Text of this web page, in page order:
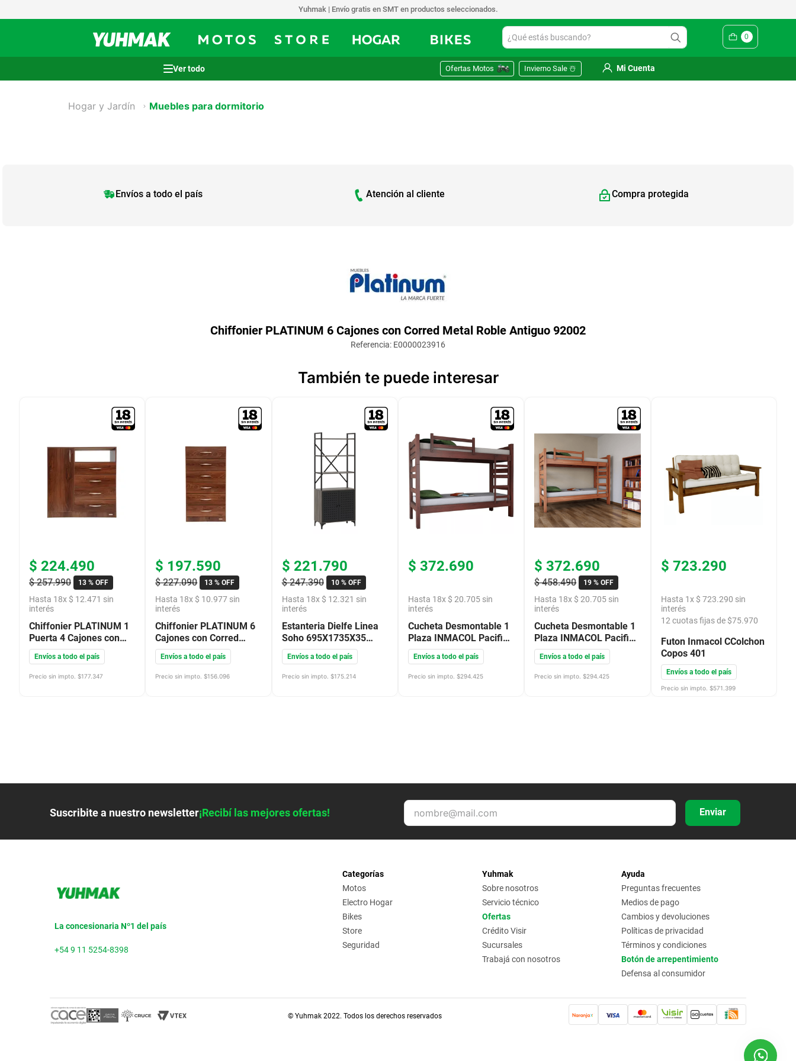
Yuhmak | Envío gratis en SMT en productos seleccionados.
¿Qué estás buscando? 0
Ofertas Motos Invierno Sale ☃️ Mi Cuenta
Hogar y Jardín Muebles para dormitorio
Envíos a todo el país Atención al cliente Compra protegida
Chiffonier PLATINUM 6 Cajones con Corred Metal Roble Antiguo 92002
Referencia: E0000023916
También te puede interesar
$ 224.490
$ 257.990 13 % OFF
Hasta 18x $ 12.471 sin
interés
Chiffonier PLATINUM 1
Puerta 4 Cajones con
Corred Metal 3 Estantes
Roble Antiguo 92102
Envíos a todo el país
Precio sin impto. $177.347
$ 197.590
$ 227.090 13 % OFF
Hasta 18x $ 10.977 sin
interés
Chiffonier PLATINUM 6
Cajones con Corred
Metal Roble Antiguo
92002
Envíos a todo el país
Precio sin impto. $156.096
$ 221.790
$ 247.390 10 %OFF
Hasta 18x $ 12.321 sin
interés
Estanteria Dielfe Linea
Soho 695X1735X35
Canyon Negro Ess070
Envíos a todo el país
Precio sin impto. $175.214
$ 372.690
Hasta 18x $ 20.705 sin
interés
Cucheta Desmontable 1
Plaza INMACOL Pacifico
Caoba 201
Envíos a todo el país
Precio sin impto. $294.425
$ 372.690
$ 458.490 19 % OFF
Hasta 18x $ 20.705 sin
interés
Cucheta Desmontable 1
Plaza INMACOL Pacifico
Castaño 201
Envíos a todo el país
Precio sin impto. $294.425
$ 723.290
Hasta 1x $ 723.290 sin
interés
12 cuotas fijas de $75.970
Futon Inmacol CColchon
Copos 401
Envíos a todo el país
Precio sin impto. $571.399
Suscribite a nuestro newsletter¡Recibí las mejores ofertas! Enviar
La concesionaria Nº1 del país
+54 9 11 5254-8398
Categorías
Motos
Electro Hogar
Bikes
Store
Seguridad
Yuhmak
Sobre nosotros
Servicio técnico
Ofertas
Crédito Visir
Sucursales
Trabajá con nosotros
Ayuda
Preguntas frecuentes
Medios de pago
Cambios y devoluciones
Políticas de privacidad
Términos y condiciones
Botón de arrepentimiento
Defensa al consumidor
© Yuhmak 2022. Todos los derechos reservados